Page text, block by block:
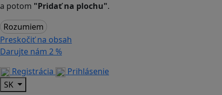
a potom "Pridať na plochu".
Rozumiem
Preskočiť na obsah
Darujte nám 2 %
Registrácia
Prihlásenie
SK